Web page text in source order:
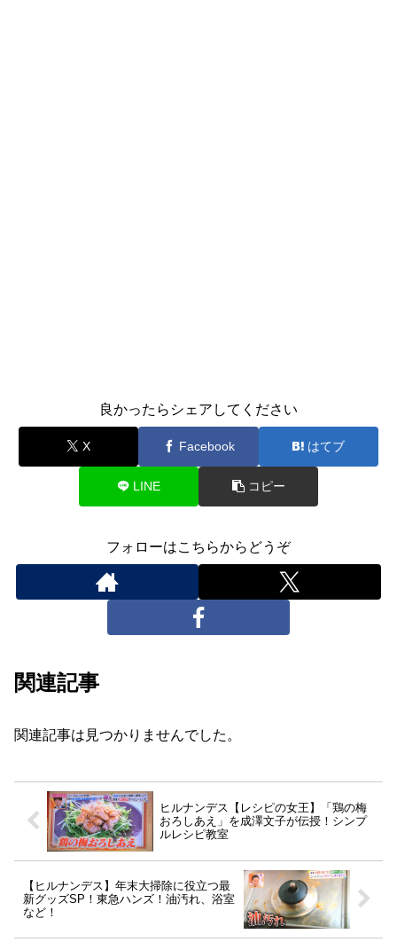
良かったらシェアしてください
X Facebook はてブ
LINE コピー
フォローはこちらからどうぞ
関連記事
関連記事は見つかりませんでした。
ヒルナンデス【レシピの女王】「鶏の梅
おろしあえ」を成澤文子が伝授！シンプ
ルレシピ教室
【ヒルナンデス】年末大掃除に役立つ最
新グッズSP！東急ハンズ！油汚れ、浴室
など！